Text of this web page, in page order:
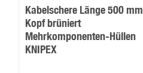
Kabelschere Länge 500 mm
Kopf brüniert
Mehrkomponenten-Hüllen
KNIPEX